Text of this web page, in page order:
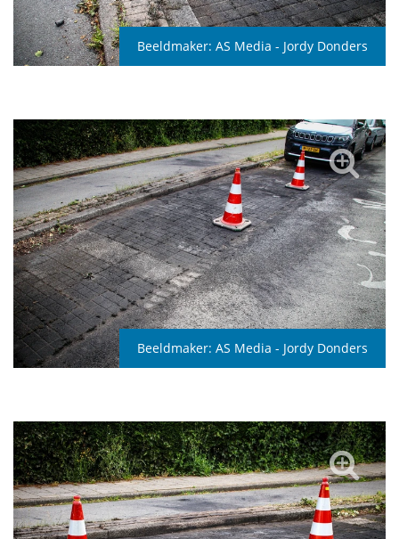
Beeldmaker: AS Media - Jordy Donders
Beeldmaker: AS Media - Jordy Donders